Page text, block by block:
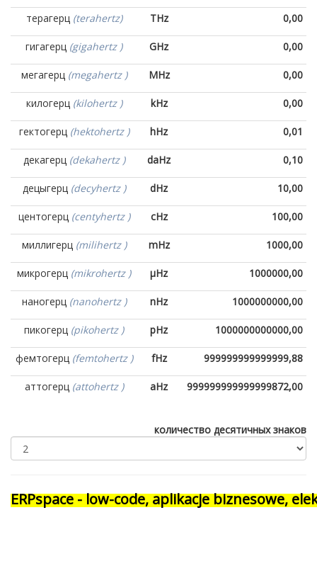
терагерц (terahertz) THz 0,00
гигагерц (gigahertz ) GHz 0,00
мегагерц (megahertz ) MHz 0,00
килогерц (kilohertz ) kHz 0,00
гектогерц (hektohertz ) hHz 0,01
декагерц (dekahertz ) daHz 0,10
децыгерц (decyhertz ) dHz 10,00
центогерц (centyhertz ) cHz 100,00
миллигерц (milihertz ) mHz 1000,00
микрогерц (mikrohertz ) μHz 1000000,00
наногерц (nanohertz ) nHz 1000000000,00
пикогерц (pikohertz ) pHz 1000000000000,00
фемтогерц (femtohertz ) fHz 999999999999999,88
аттогерц (attohertz ) aHz 999999999999999872,00
количество десятичных знаков
ERPspace - low-code, aplikacje biznesowe,